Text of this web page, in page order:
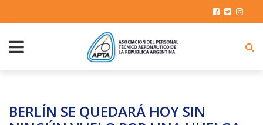
BERLÍN SE QUEDARÁ HOY SIN